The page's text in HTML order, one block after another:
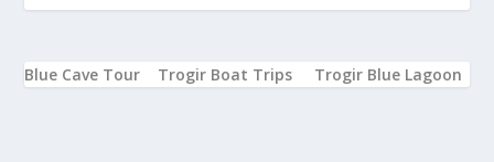
Blue Cave Tour Trogir Boat Trips Trogir Blue Lagoon